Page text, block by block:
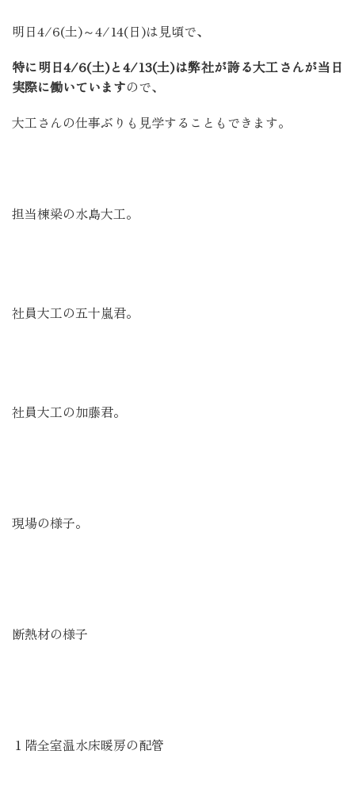
明日4/6(土)～4/14(日)は見頃で、
特に明日4/6(土)と4/13(土)は弊社が誇る大工さんが当日
実際に働いていますので、
大工さんの仕事ぶりも見学することもできます。
担当棟梁の水島大工。
社員大工の五十嵐君。
社員大工の加藤君。
現場の様子。
断熱材の様子
１階全室温水床暖房の配管